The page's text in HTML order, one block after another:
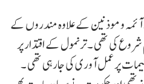
و موذنین کے علاوہ مندروں کے
شروع کی تھی ۔ ترنمول کے اقتدار پر
پر عمل آوری کی جارہی تھی ۔